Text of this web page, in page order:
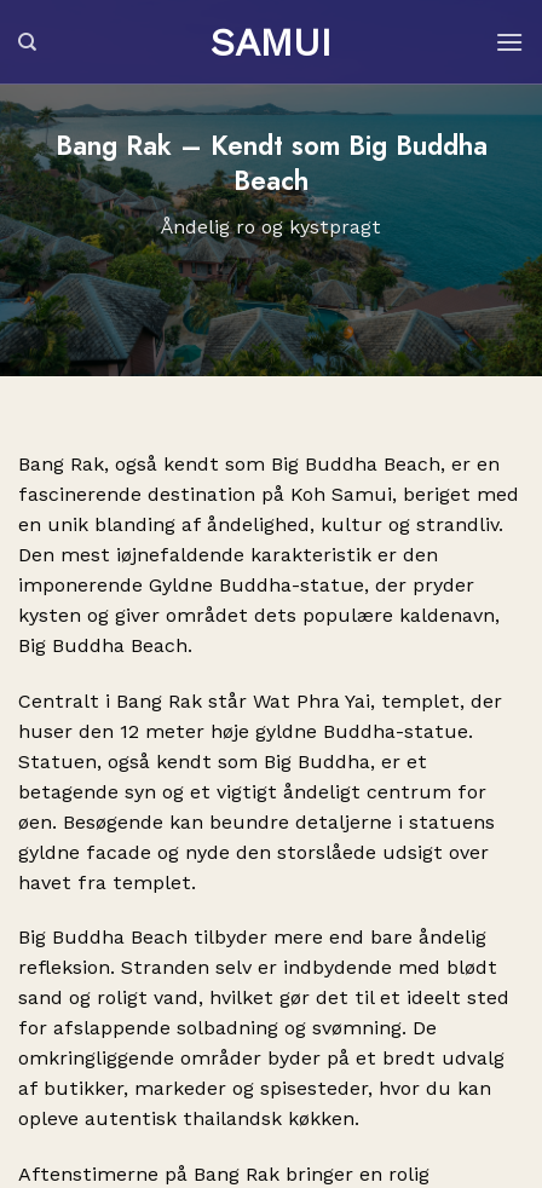
SAMUI
Bang Rak – Kendt som Big Buddha
Beach
Åndelig ro og kystpragt
Bang Rak, også kendt som Big Buddha Beach, er en
fascinerende destination på Koh Samui, beriget med
en unik blanding af åndelighed, kultur og strandliv.
Den mest iøjnefaldende karakteristik er den
imponerende Gyldne Buddha-statue, der pryder
kysten og giver området dets populære kaldenavn,
Big Buddha Beach.
Centralt i Bang Rak står Wat Phra Yai, templet, der
huser den 12 meter høje gyldne Buddha-statue.
Statuen, også kendt som Big Buddha, er et
betagende syn og et vigtigt åndeligt centrum for
øen. Besøgende kan beundre detaljerne i statuens
gyldne facade og nyde den storslåede udsigt over
havet fra templet.
Big Buddha Beach tilbyder mere end bare åndelig
refleksion. Stranden selv er indbydende med blødt
sand og roligt vand, hvilket gør det til et ideelt sted
for afslappende solbadning og svømning. De
omkringliggende områder byder på et bredt udvalg
af butikker, markeder og spisesteder, hvor du kan
opleve autentisk thailandsk køkken.
Aftenstimerne på Bang Rak bringer en rolig